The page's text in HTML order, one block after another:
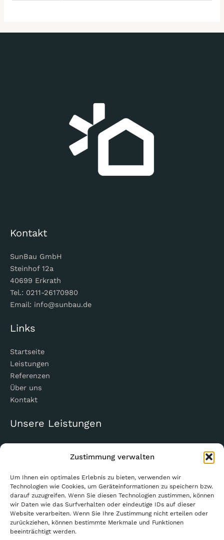
Zustimmung verwalten
Um Ihnen ein optimales Erlebnis zu bieten, verwenden wir
Technologien wie Cookies, um Geräteinformationen zu speichern bzw.
darauf zuzugreifen. Wenn Sie diesen Technologien zustimmen, können
wir Daten wie das Surfverhalten oder eindeutige IDs auf dieser
Website verarbeiten. Wenn Sie Ihre Zustimmung nicht erteilen oder
zurückziehen, können bestimmte Merkmale und Funktionen
beeinträchtigt werden.
Kontakt
SunBau GmbH
Steinhof 12a
40699 Erkrath
Tel.: 0211-26170980
Email: info@sunbau.de
Links
Startseite
Leistungen
Referenzen
Über uns
Kontakt
Unsere Leistungen
Abbrucharbeiten
Fenstereinbau
Fassadenarbeiten
Trockenbauarbeiten
Badmodernisierung / Barrierefreiheit